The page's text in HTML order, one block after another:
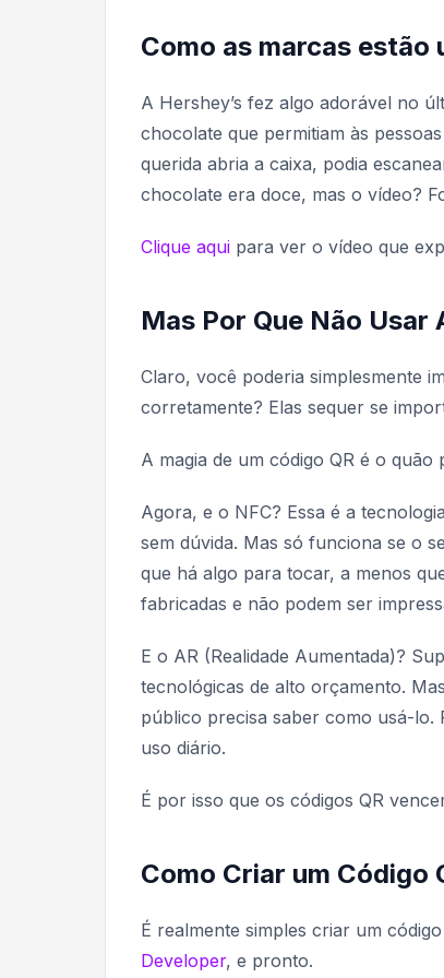
Como as marcas estão
A Hershey’s fez algo adorável no
chocolate que permitiam às
querida abria a caixa, podia
chocolate era doce, mas o vídeo?
Clique aqui para ver o vídeo que
Mas Por Que Não Usar
Claro, você poderia simplesmente
corretamente? Elas sequer se
A magia de um código QR é o
Agora, e o NFC? Essa é a
sem dúvida. Mas só funciona se o
que há algo para tocar, a menos
fabricadas e não podem ser
E o AR (Realidade Aumentada)?
tecnológicas de alto orçamento.
público precisa saber como usá-lo.
uso diário.
É por isso que os códigos QR
Como Criar um Código
É realmente simples criar um
Developer, e pronto.